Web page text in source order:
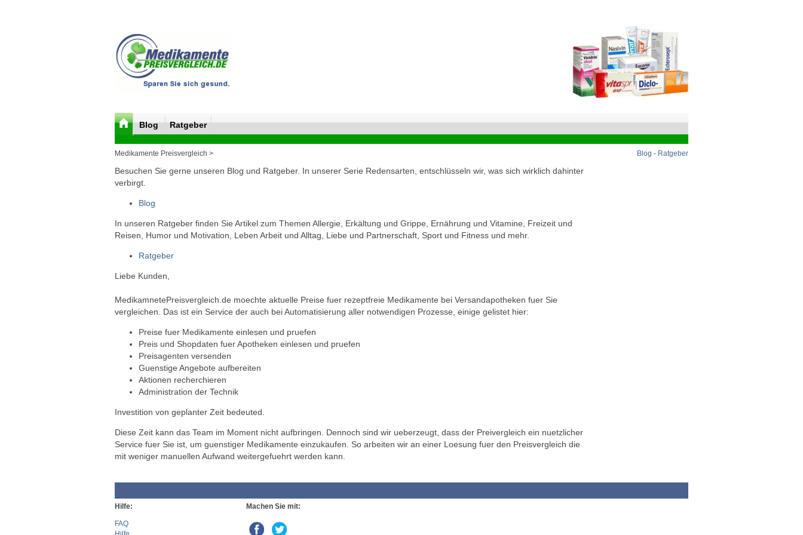
Blog Ratgeber
Medikamente Preisvergleich > Blog - Ratgeber
Besuchen Sie gerne unseren Blog und Ratgeber. In unserer Serie Redensarten, entschlüsseln wir, was sich wirklich dahinter
verbirgt.
Blog
In unseren Ratgeber finden Sie Artikel zum Themen Allergie, Erkältung und Grippe, Ernährung und Vitamine, Freizeit und
Reisen, Humor und Motivation, Leben Arbeit und Alltag, Liebe und Partnerschaft, Sport und Fitness und mehr.
Ratgeber
Liebe Kunden,
MedikamnetePreisvergleich.de moechte aktuelle Preise fuer rezeptfreie Medikamente bei Versandapotheken fuer Sie
vergleichen. Das ist ein Service der auch bei Automatisierung aller notwendigen Prozesse, einige gelistet hier:
Preise fuer Medikamente einlesen und pruefen
Preis und Shopdaten fuer Apotheken einlesen und pruefen
Preisagenten versenden
Guenstige Angebote aufbereiten
Aktionen recherchieren
Administration der Technik
Investition von geplanter Zeit bedeuted.
Diese Zeit kann das Team im Moment nicht aufbringen. Dennoch sind wir ueberzeugt, dass der Preivergleich ein nuetzlicher
Service fuer Sie ist, um guenstiger Medikamente einzukaufen. So arbeiten wir an einer Loesung fuer den Preisvergleich die
mit weniger manuellen Aufwand weitergefuehrt werden kann.
Hilfe:
FAQ
Machen Sie mit: